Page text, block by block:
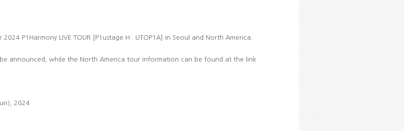
P1Harmony LIVE TOUR [P1ustage H : UTOP1A] in Seoul and North America.
announced, while the North America tour information can be found at the link
2024